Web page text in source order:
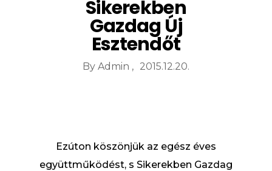
Sikerekben
Gazdag Új
Esztendőt
2015.12.20.
By Admin
Ezúton köszönjük az egész éves
együttműködést, s Sikerekben Gazdag